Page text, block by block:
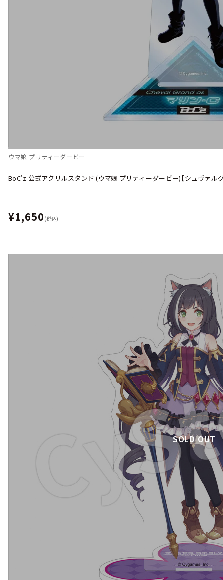
ウマ娘 プリティーダービー
BoC’z 公式アクリルスタンド (ウマ娘 プリティーダービー)【シュヴァル
¥1,650 (税込)
SOLD OUT